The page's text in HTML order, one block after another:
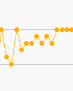
displaying
displaying values.